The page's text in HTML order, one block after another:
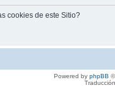
cookies de este Sitio?
Powered by phpBB